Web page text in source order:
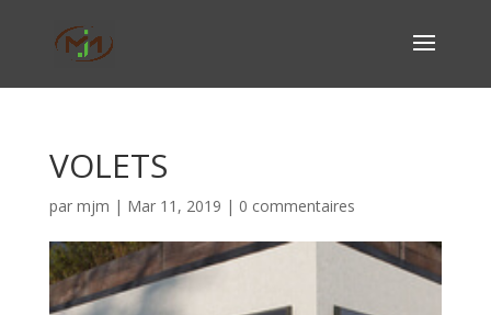
VOLETS
par mjm | Mar 11, 2019 | 0 commentaires